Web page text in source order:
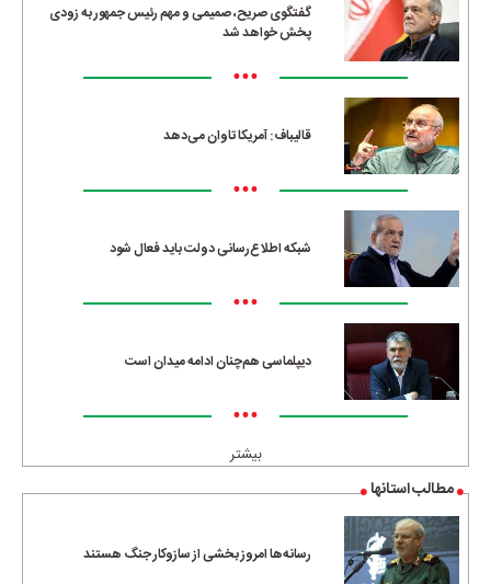
گفتگوی صریح، صمیمی و مهم رئیس جمهور به زودی
پخش خواهد شد
•••
قالیباف: آمریکا تاوان می‌دهد
•••
شبکه اطلاع‌رسانی دولت باید فعال شود
•••
دیپلماسی هم‌چنان ادامه میدان است
•••
بیشتر
مطالب استانها
رسانه‌ها امروز بخشی از سازوکار جنگ هستند